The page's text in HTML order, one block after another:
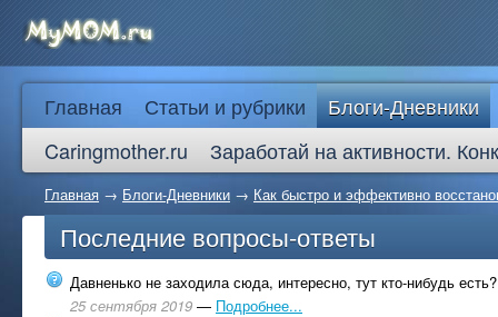
Главная Статьи и рубрики
Блоги-Дневники
Caringmother.ru
Заработай на активности.
Главная → Блоги-Дневники → Как быстро и эффективно
Последние вопросы-ответы
Давненько не заходила сюда, интересно, тут кто-нибудь есть?
25 сентября 2019 — Подробнее...